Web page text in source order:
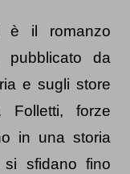
il romanzo
pubblicato da
e sugli store
Folletti, forze
in una storia
sfidano fino